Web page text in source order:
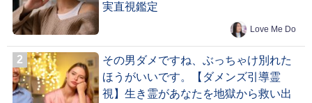
実直視鑑定
Love Me Do
その男ダメですね、ぶっちゃけ別れた
ほうがいいです。【ダメンズ引導霊
視】生き霊があなたを地獄から救い出